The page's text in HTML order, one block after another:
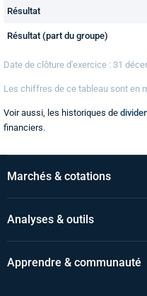
Résultat
Résultat (part du groupe)
Date de clôture d'exercice : 31
Les chiffres de ce tableau sont en
Voir aussi, les historiques de
financiers.
Marchés & cotations
Analyses & outils
Apprendre & communauté